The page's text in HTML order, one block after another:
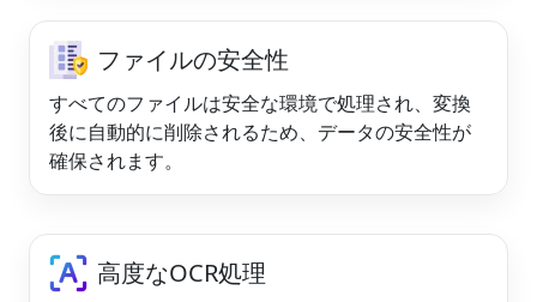
ファイルの安全性
すべてのファイルは安全な環境で処理され、変換
後に自動的に削除されるため、データの安全性が
確保されます。
高度なOCR処理